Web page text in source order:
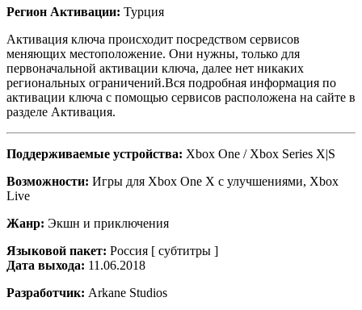
Регион Активации: Турция
Активация ключа происходит посредством сервисов
меняющих местоположение. Они нужны, только для
первоначальной активации ключа, далее нет никаких
региональных ограничений.Вся подробная информация по
активации ключа с помощью сервисов расположена на сайте в
разделе Активация.
Поддерживаемые устройства: Xbox One / Xbox Series X|S
Возможности: Игры для Xbox One X с улучшениями, Xbox
Live
Жанр: Экшн и приключения
Языковой пакет: Россия [ субтитры ]
Дата выхода: 11.06.2018
Разработчик: Arkane Studios